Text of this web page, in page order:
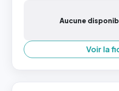
Aucune
Voir la